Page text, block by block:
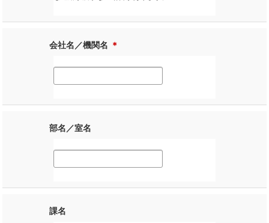
会社名／機関名 ＊
部名／室名
課名